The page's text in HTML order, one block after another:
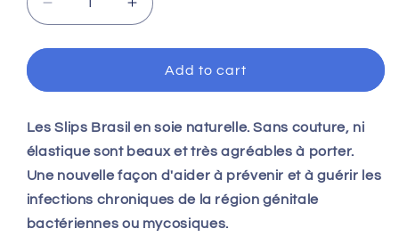
Decrease
quantity
for
Brasil
contre
les
infections
de
la
Increase
quantity
for
Brasil
contre
les
infections
chroniques
de
la
Add to cart
Les Slips Brasil en soie naturelle. Sans couture, ni
élastique sont beaux et très agréables à porter.
Une nouvelle façon d'aider à prévenir et à guérir les
infections chroniques de la région génitale
bactériennes ou mycosiques.